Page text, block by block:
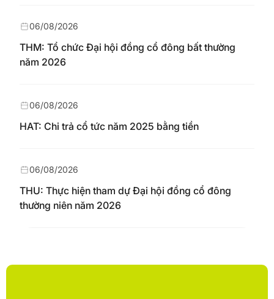
THM: Tổ chức Đại hội đồng cổ đông bất thường
năm 2026
06/08/2026
HAT: Chi trả cổ tức năm 2025 bằng tiền
06/08/2026
THU: Thực hiện tham dự Đại hội đồng cổ đông
thường niên năm 2026
06/08/2026